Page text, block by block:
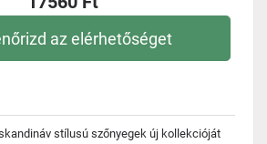
az elérhetőséget
stílusú szőnyegek új kollekcióját